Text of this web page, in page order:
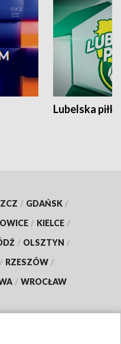
Lubelska piłka
/ GDAŃSK /
/ KIELCE /
/ OLSZTYN /
/ RZESZÓW /
/ WROCŁAW